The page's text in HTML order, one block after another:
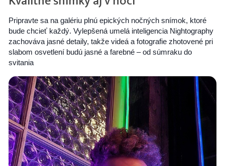
Pripravte sa na galériu plnú epických nočných snímok, ktoré
bude chcieť každý. Vylepšená umelá inteligencia Nightography
zachováva jasné detaily, takže videá a fotografie zhotovené pri
slabom osvetlení budú jasné a farebné – od súmraku do
svitania